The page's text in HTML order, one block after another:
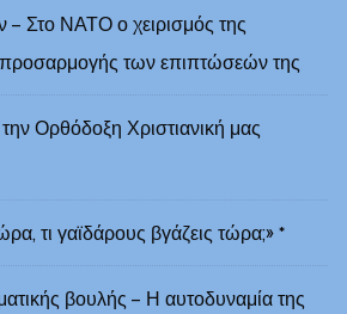
Στο ΝΑΤΟ ο χειρισμός της
προσαρμογής των επιπτώσεών της
Ορθόδοξη Χριστιανική μας
τι γαϊδάρους βγάζεις τώρα;» *
βουλής – Η αυτοδυναμία της